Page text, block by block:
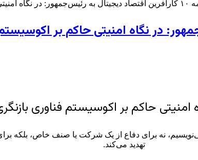
کنید، تا امید به ایران برگردد
نه برای دفاع از یک شرکت یا صنف خاص، بلکه برای
تهدید می‌کند.